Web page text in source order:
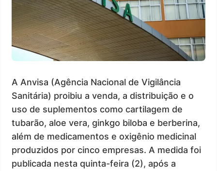
A Anvisa (Agência Nacional de Vigilância
Sanitária) proibiu a venda, a distribuição e o
uso de suplementos como cartilagem de
tubarão, aloe vera, ginkgo biloba e berberina,
além de medicamentos e oxigênio medicinal
produzidos por cinco empresas. A medida foi
publicada nesta quinta-feira (2), após a